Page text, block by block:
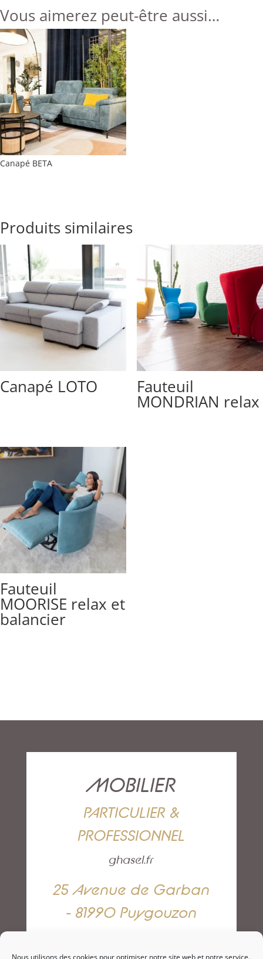
Nous utilisons des cookies pour optimiser notre site web et notre service.
Vous aimerez peut-être aussi…
Canapé BETA
Produits similaires
Canapé LOTO Fauteuil
MONDRIAN relax
Fauteuil
MOORISE relax et
balancier
MOBILIER
PARTICULIER &
PROFESSIONNEL
ghasel.fr
25 Avenue de Garban
- 81990 Puygouzon